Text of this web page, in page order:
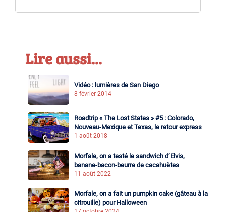
Lire aussi...
Vidéo : lumières de San Diego
8 février 2014
Roadtrip « The Lost States » #5 : Colorado,
Nouveau-Mexique et Texas, le retour express
1 août 2018
Morfale, on a testé le sandwich d’Elvis,
banane-bacon-beurre de cacahuètes
11 août 2022
Morfale, on a fait un pumpkin cake (gâteau à la
citrouille) pour Halloween